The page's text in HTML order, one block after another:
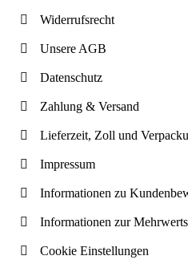
Widerrufsrecht
Unsere AGB
Datenschutz
Zahlung & Versand
Lieferzeit, Zoll und
Impressum
Informationen zu
Informationen zur
Cookie Einstellungen